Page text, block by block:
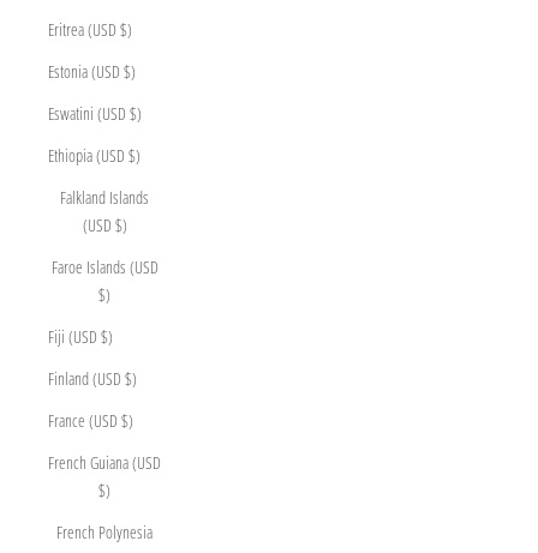
Eritrea (USD $)
Estonia (USD $)
Eswatini (USD $)
Ethiopia (USD $)
Falkland Islands
(USD $)
Faroe Islands (USD
$)
Fiji (USD $)
Finland (USD $)
France (USD $)
French Guiana (USD
$)
French Polynesia